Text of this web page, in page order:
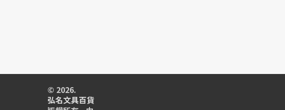
© 2026.
弘名文具百貨